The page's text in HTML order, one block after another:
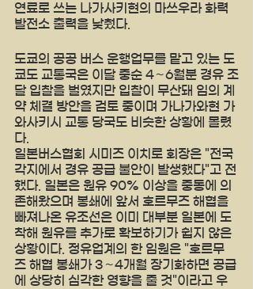
연료로 쓰는 나가사키현의 마쓰우라 화력
발전소 출력을 낮췄다.
도쿄의 공공 버스 운행업무를 맡고 있는 도
쿄도 교통국은 이달 중순 4∼6월분 경유 조
달 입찰을 벌였지만 입찰이 무산돼 임의 계
약 체결 방안을 검토 중이며 가나가와현 가
와사키시 교통 당국도 비슷한 상황에 몰렸
다.
일본버스협회 시미즈 이치로 회장은 "전국
각지에서 경유 공급 불안이 발생했다"고 전
했다. 일본은 원유 90% 이상을 중동에 의
존해왔으며 봉쇄에 앞서 호르무즈 해협을
빠져나온 유조선은 이미 대부분 일본에 도
착해 원유를 추가로 확보하기가 쉽지 않은
상황이다. 정유업계의 한 임원은 "호르무
즈 해협 봉쇄가 3∼4개월 장기화하면 공급
에 상당히 심각한 영향을 줄 것"이라고 우